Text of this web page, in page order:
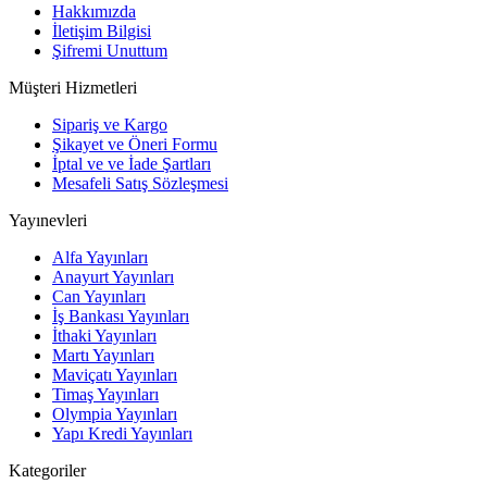
Hakkımızda
İletişim Bilgisi
Şifremi Unuttum
Müşteri Hizmetleri
Sipariş ve Kargo
Şikayet ve Öneri Formu
İptal ve ve İade Şartları
Mesafeli Satış Sözleşmesi
Yayınevleri
Alfa Yayınları
Anayurt Yayınları
Can Yayınları
İş Bankası Yayınları
İthaki Yayınları
Martı Yayınları
Maviçatı Yayınları
Timaş Yayınları
Olympia Yayınları
Yapı Kredi Yayınları
Kategoriler